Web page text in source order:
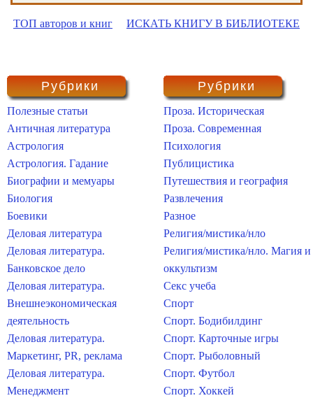
ТОП авторов и книг ИСКАТЬ КНИГУ В БИБЛИОТЕКЕ
Рубрики
Полезные статьи
Античная литература
Астрология
Астрология. Гадание
Биографии и мемуары
Биология
Боевики
Деловая литература
Деловая литература.
Банковское дело
Деловая литература.
Внешнеэкономическая
деятельность
Деловая литература.
Маркетинг, PR, реклама
Деловая литература.
Менеджмент
Рубрики
Проза. Историческая
Проза. Современная
Психология
Публицистика
Путешествия и география
Развлечения
Разное
Религия/мистика/нло
Религия/мистика/нло. Магия и
оккультизм
Секс учеба
Спорт
Спорт. Бодибилдинг
Спорт. Карточные игры
Спорт. Рыболовный
Спорт. Футбол
Спорт. Хоккей